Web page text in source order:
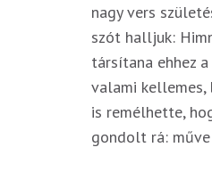
nagy vers
szót halljuk:
társítana ehhez
valami kellemes,
is remélhette,
gondolt rá: